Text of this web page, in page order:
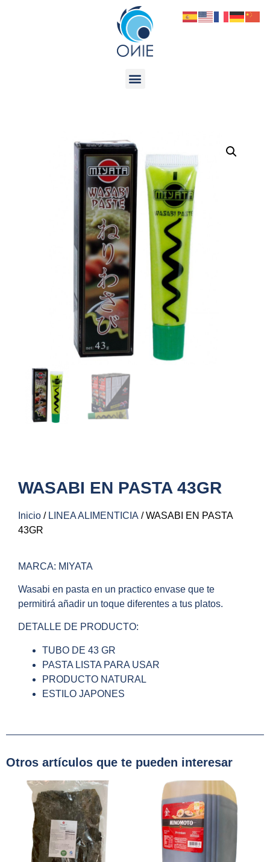
WASABI EN PASTA 43GR
Inicio / LINEA ALIMENTICIA / WASABI EN PASTA
43GR
MARCA: MIYATA
Wasabi en pasta en un practico envase que te
permitirá añadir un toque diferentes a tus platos.
DETALLE DE PRODUCTO:
TUBO DE 43 GR
PASTA LISTA PARA USAR
PRODUCTO NATURAL
ESTILO JAPONES
Otros artículos que te pueden interesar